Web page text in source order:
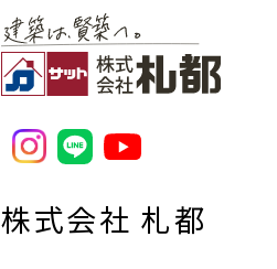
株式会社 札都